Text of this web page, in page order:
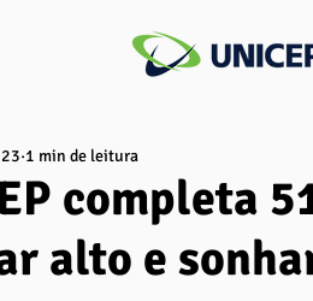
completa
alto e
1 min de leitura